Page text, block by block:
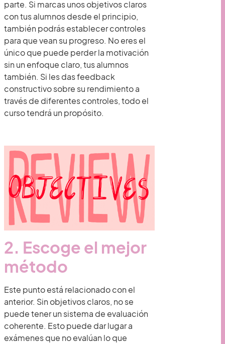
parte. Si marcas unos objetivos claros
con tus alumnos desde el principio,
también podrás establecer controles
para que vean su progreso. No eres el
único que puede perder la motivación
sin un enfoque claro, tus alumnos
también. Si les das feedback
constructivo sobre su rendimiento a
través de diferentes controles, todo el
curso tendrá un propósito.
2. Escoge el mejor
método
Este punto está relacionado con el
anterior. Sin objetivos claros, no se
puede tener un sistema de evaluación
coherente. Esto puede dar lugar a
exámenes que no evalúan lo que